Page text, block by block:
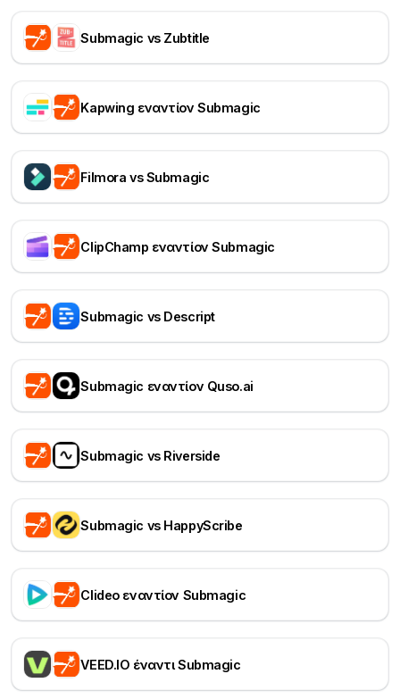
Submagic vs Zubtitle
Kapwing εναντίον Submagic
Filmora vs Submagic
ClipChamp εναντίον Submagic
Submagic vs Descript
Submagic εναντίον Quso.ai
Submagic vs Riverside
Submagic vs HappyScribe
Clideo εναντίον Submagic
VEED.IO έναντι Submagic